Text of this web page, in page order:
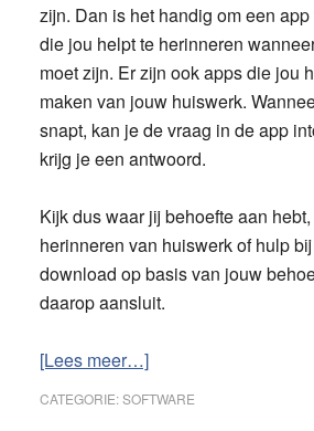
zijn. Dan is het handig om een
die jou helpt te herinneren
moet zijn. Er zijn ook apps die jou
maken van jouw huiswerk.
snapt, kan je de vraag in de app
krijg je een antwoord.
Kijk dus waar jij behoefte aan
herinneren van huiswerk of hulp
download op basis van jouw
daarop aansluit.
[Lees meer…]overWelke
CATEGORIE:SOFTWARE